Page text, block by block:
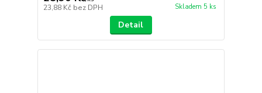
23,88 Kč bez DPH Skladem 5 ks
Detail